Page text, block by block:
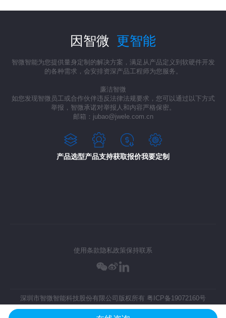
因智微 更智能
智微智能为您提供量身定制的解决方案，满足从产品定义到软硬件开发
的各种需求，会安排资深产品工程师为您服务。
廉洁智微
如您发现智微员工或合作伙伴违反法律法规要求，您可以通过以下方式
举报，智微承诺对举报人和内容严格保密。
邮箱：jubao@jwele.com.cn
产品选型产品支持获取报价我要定制
使用条款 隐私政策保持联系
深圳市智微智能科技股份有限公司版权所有 粤ICP备19072160号